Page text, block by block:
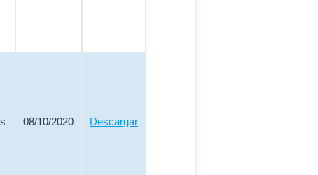
08/10/2020 Descargar